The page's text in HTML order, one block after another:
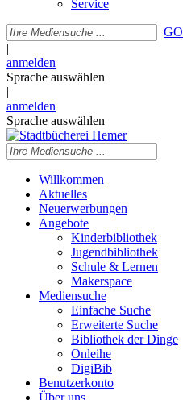
Service
GO
|
anmelden
Sprache auswählen
|
anmelden
Sprache auswählen
Willkommen
Aktuelles
Neuerwerbungen
Angebote
Kinderbibliothek
Jugendbibliothek
Schule & Lernen
Makerspace
Mediensuche
Einfache Suche
Erweiterte Suche
Bibliothek der Dinge
Onleihe
DigiBib
Benutzerkonto
Über uns